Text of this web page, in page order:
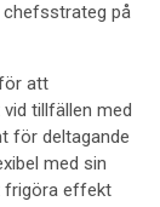
chefsstrateg på
att
tillfällen med
för deltagande
med sin
frigöra effekt